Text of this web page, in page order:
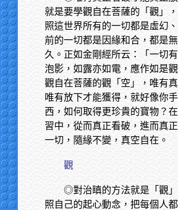
就是要學觀自在菩薩的「觀」
照這世界所有的一切都是虛幻
前的一切都是因緣和合，都是
久。正如金剛經所云：「一切
泡影，如露亦如電，應作如是
觀自在菩薩的觀「空」，唯有
唯有放下才能獲得，就好像你
西，如何取得更珍貴的寶物？
習中，從而真正看破，進而真
一切，隨緣不變，真空自在。
觀
◎對治瞋的方法就是「觀
照自己的起心動念，把每個人